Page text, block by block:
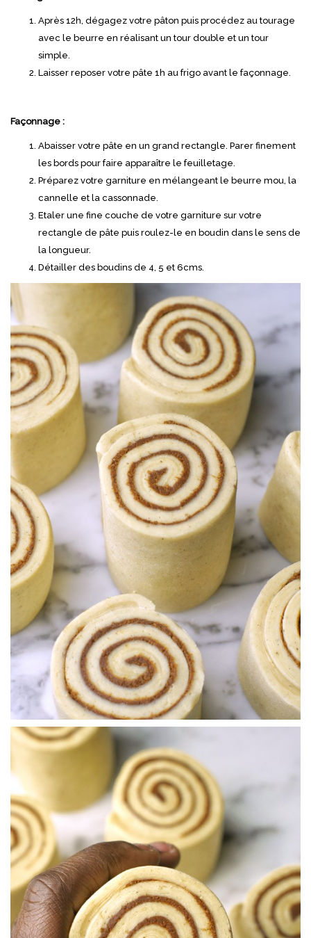
Après 12h, dégagez votre pâton puis procédez au tourage
avec le beurre en réalisant un tour double et un tour
simple.
Laisser reposer votre pâte 1h au frigo avant le façonnage.
Façonnage :
Abaisser votre pâte en un grand rectangle. Parer finement
les bords pour faire apparaître le feuilletage.
Préparez votre garniture en mélangeant le beurre mou, la
cannelle et la cassonnade.
Etaler une fine couche de votre garniture sur votre
rectangle de pâte puis roulez-le en boudin dans le sens de
la longueur.
Détailler des boudins de 4, 5 et 6cms.